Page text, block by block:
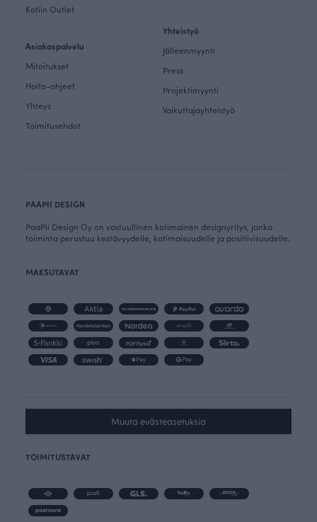
Kotiin Outlet
Asiakaspalvelu
Mitoitukset
Hoito-ohjeet
Yhteys
Toimitusehdot
Yhteistyö
Jälleenmyynti
Press
Projektimyynti
Vaikuttajayhteistyö
PAAPII DESIGN
PaaPii Design Oy on vastuullinen kotimainen designyritys, jonka
toiminta perustuu kestävyydelle, kotimaisuudelle ja positiivisuudelle.
MAKSUTAVAT
Muuta evästeasetuksia
TOIMITUSTAVAT